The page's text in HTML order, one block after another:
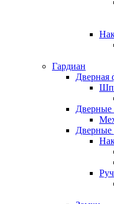
Гардиан
Дверная
Дверные
Дверные